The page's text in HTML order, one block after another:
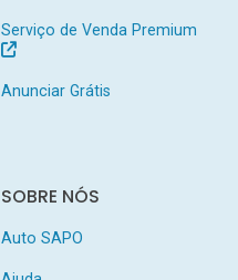
Serviço de Venda Premium
Anunciar Grátis
SOBRE NÓS
Auto SAPO